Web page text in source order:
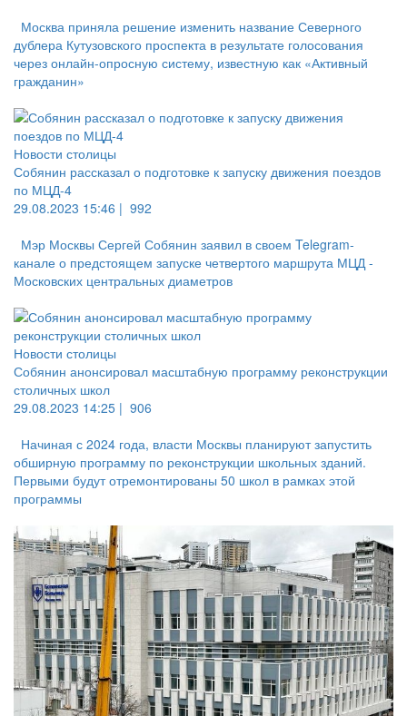
Москва приняла решение изменить название Северного
дублера Кутузовского проспекта в результате голосования
через онлайн-опросную систему, известную как «Активный
гражданин»
Новости столицы
Собянин рассказал о подготовке к запуску движения поездов
по МЦД-4
29.08.2023 15:46 | 992
Мэр Москвы Сергей Собянин заявил в своем Telegram-
канале о предстоящем запуске четвертого маршрута МЦД -
Московских центральных диаметров
Новости столицы
Собянин анонсировал масштабную программу реконструкции
столичных школ
29.08.2023 14:25 | 906
Начиная с 2024 года, власти Москвы планируют запустить
обширную программу по реконструкции школьных зданий.
Первыми будут отремонтированы 50 школ в рамках этой
программы